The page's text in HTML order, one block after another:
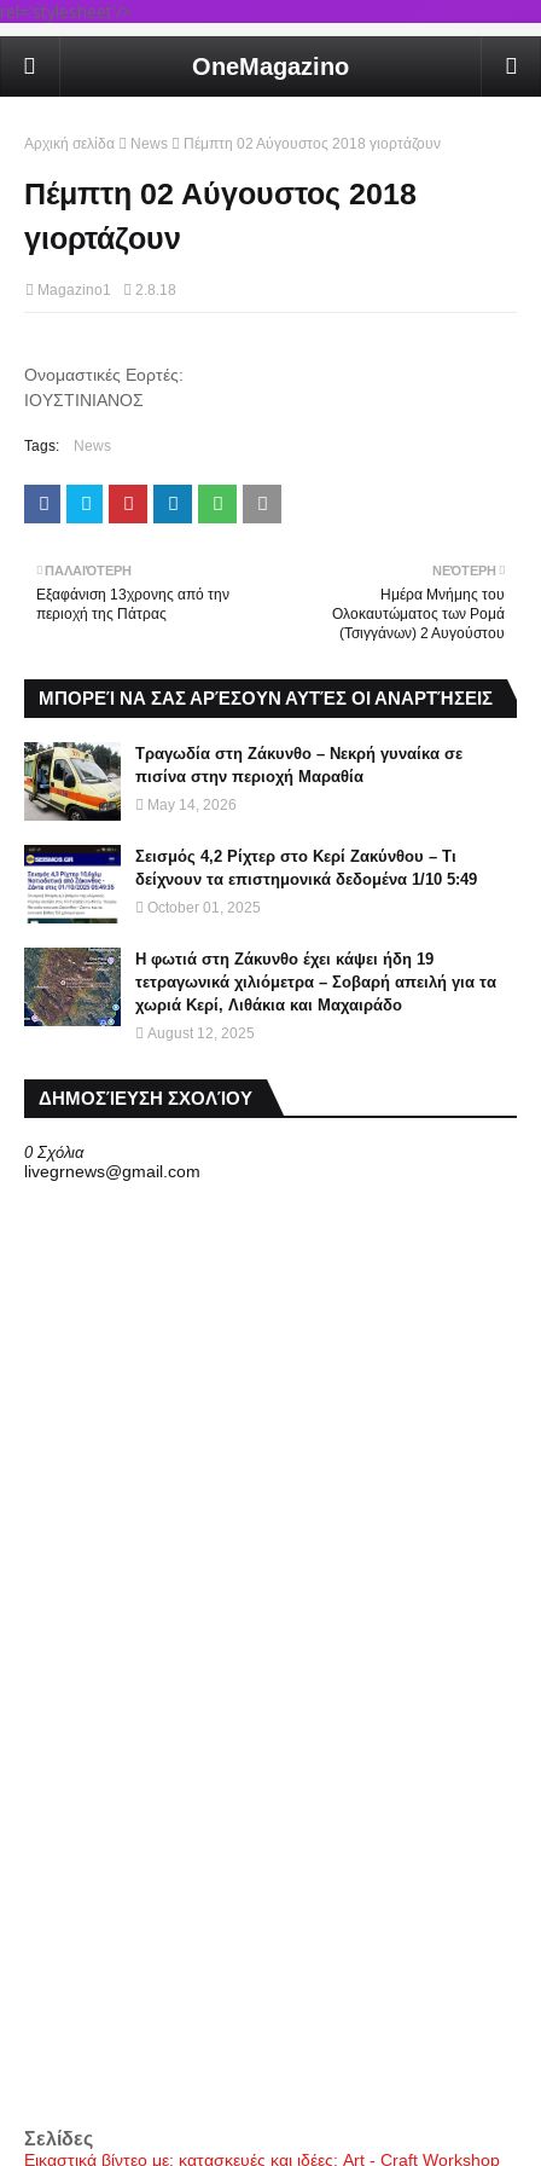
rel='stylesheet'/>
OneMagazino
Αρχική σελίδα News Πέμπτη 02 Αύγουστος 2018 γιορτάζουν
Πέμπτη 02 Αύγουστος 2018
γιορτάζουν
Magazino1 2.8.18
Ονομαστικές Εορτές:
ΙΟΥΣΤΙΝΙΑΝΟΣ
Tags: News
ΝΕΌΤΕΡΗ
Ημέρα Μνήμης του
Ολοκαυτώματος των Ρομά
(Τσιγγάνων) 2 Αυγούστου
ΠΑΛΑΙΌΤΕΡΗ
Εξαφάνιση 13χρονης από την
περιοχή της Πάτρας
ΜΠΟΡΕΊ ΝΑ ΣΑΣ ΑΡΈΣΟΥΝ ΑΥΤΈΣ ΟΙ ΑΝΑΡΤΉΣΕΙΣ
Τραγωδία στη Ζάκυνθο – Νεκρή γυναίκα σε
πισίνα στην περιοχή Μαραθία
May 14, 2026
Σεισμός 4,2 Ρίχτερ στο Κερί Ζακύνθου – Τι
δείχνουν τα επιστημονικά δεδομένα 1/10 5:49
October 01, 2025
Η φωτιά στη Ζάκυνθο έχει κάψει ήδη 19
τετραγωνικά χιλιόμετρα – Σοβαρή απειλή για τα
χωριά Κερί, Λιθάκια και Μαχαιράδο
August 12, 2025
ΔΗΜΟΣΊΕΥΣΗ ΣΧΟΛΊΟΥ
0 Σχόλια
livegrnews@gmail.com
Σελίδες
Εικαστικά βίντεο με: κατασκευές και ιδέες: Art - Craft Workshop